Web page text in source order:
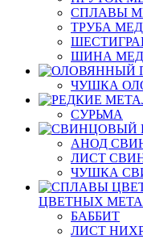
СПЛАВЫ
ТРУБА
ШИНА
ЧУШКА
СУРЬМА
АНОД
ЛИСТ
ЧУШКА
ЦВЕТНЫХ
БАББИТ
ЛИСТ